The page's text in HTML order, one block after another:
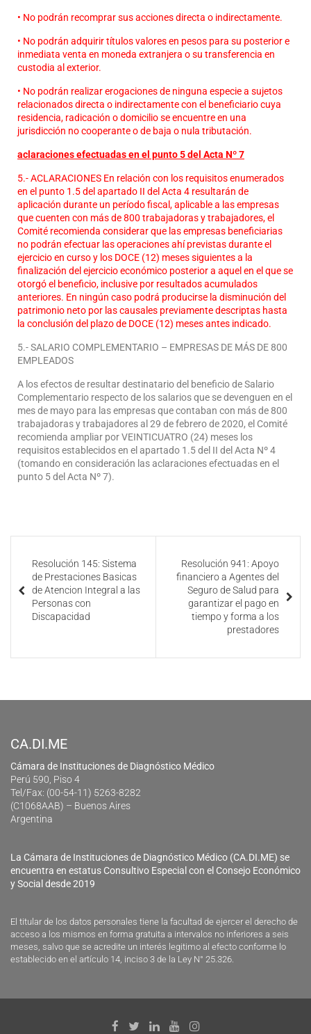
• No podrán recomprar sus acciones directa o indirectamente.
• No podrán adquirir títulos valores en pesos para su posterior e
inmediata venta en moneda extranjera o su transferencia en
custodia al exterior.
• No podrán realizar erogaciones de ninguna especie a sujetos
relacionados directa o indirectamente con el beneficiario cuya
residencia, radicación o domicilio se encuentre en una
jurisdicción no cooperante o de baja o nula tributación.
aclaraciones efectuadas en el punto 5 del Acta Nº 7
5.- ACLARACIONES En relación con los requisitos enumerados
en el punto 1.5 del apartado II del Acta 4 resultarán de
aplicación durante un período fiscal, aplicable a las empresas
que cuenten con más de 800 trabajadoras y trabajadores, el
Comité recomienda considerar que las empresas beneficiarias
no podrán efectuar las operaciones ahí previstas durante el
ejercicio en curso y los DOCE (12) meses siguientes a la
finalización del ejercicio económico posterior a aquel en el que se
otorgó el beneficio, inclusive por resultados acumulados
anteriores. En ningún caso podrá producirse la disminución del
patrimonio neto por las causales previamente descriptas hasta
la conclusión del plazo de DOCE (12) meses antes indicado.
5.- SALARIO COMPLEMENTARIO – EMPRESAS DE MÁS DE 800
EMPLEADOS
A los efectos de resultar destinatario del beneficio de Salario
Complementario respecto de los salarios que se devenguen en el
mes de mayo para las empresas que contaban con más de 800
trabajadoras y trabajadores al 29 de febrero de 2020, el Comité
recomienda ampliar por VEINTICUATRO (24) meses los
requisitos establecidos en el apartado 1.5 del II del Acta Nº 4
(tomando en consideración las aclaraciones efectuadas en el
punto 5 del Acta Nº 7).
Resolución 145: Sistema
de Prestaciones Basicas
de Atencion Integral a las
Personas con
Discapacidad
Resolución 941: Apoyo
financiero a Agentes del
Seguro de Salud para
garantizar el pago en
tiempo y forma a los
prestadores
CA.DI.ME
Cámara de Instituciones de Diagnóstico Médico
Perú 590, Piso 4
Tel/Fax: (00-54-11) 5263-8282
(C1068AAB) – Buenos Aires
Argentina
La Cámara de Instituciones de Diagnóstico Médico (CA.DI.ME) se
encuentra en estatus Consultivo Especial con el Consejo Económico
y Social desde 2019
El titular de los datos personales tiene la facultad de ejercer el derecho de
acceso a los mismos en forma gratuita a intervalos no inferiores a seis
meses, salvo que se acredite un interés legitimo al efecto conforme lo
establecido en el artículo 14, inciso 3 de la Ley N° 25.326.